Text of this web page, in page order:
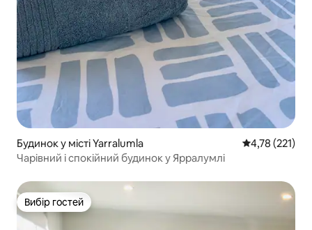
Будинок у місті Yarralumla Середня
4,78 (221)
Чарівний і спокійний будинок у Ярралумлі
Вибір гостей
Вибір гостей